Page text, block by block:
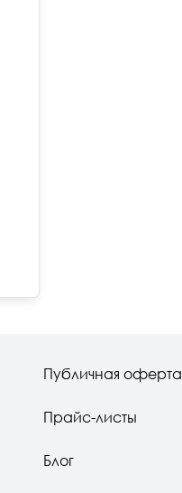
Публичная оферта
Прайс-листы
Блог